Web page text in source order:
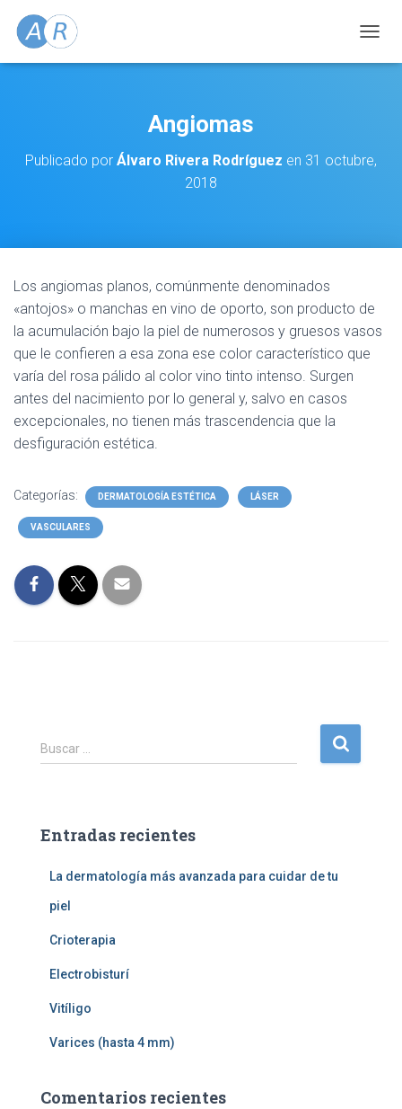
A
M
E
G
A
Angiomas
Publicado por Álvaro Rivera Rodríguez en 31 octubre,
2018
Los angiomas planos, comúnmente denominados
«antojos» o manchas en vino de oporto, son producto de
la acumulación bajo la piel de numerosos y gruesos vasos
que le confieren a esa zona ese color característico que
varía del rosa pálido al color vino tinto intenso. Surgen
antes del nacimiento por lo general y, salvo en casos
excepcionales, no tienen más trascendencia que la
desfiguración estética.
Categorías: DERMATOLOGÍA ESTÉTICA LÁSER
VASCULARES
B
u
r
Buscar …
Entradas recientes
La dermatología más avanzada para cuidar de tu
piel
Crioterapia
Electrobisturí
Vitíligo
Varices (hasta 4 mm)
Comentarios recientes